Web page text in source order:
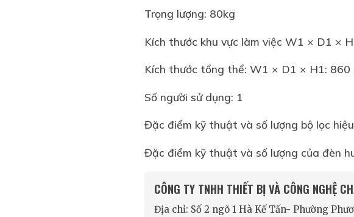
Trọng lượng: 80kg
Kích thước khu vực làm việc W1 × D1 ×
Kích thước tổng thể: W1 × D1 × H1:
Số người sử dụng: 1
Đặc điểm kỹ thuật và số lượng bộ lọc
Đặc điểm kỹ thuật và số lượng của đèn
CÔNG TY TNHH THIẾT BỊ VÀ CÔNG NGHỆ
Địa chỉ: Số 2 ngõ 1 Hà Kế Tấn- Phường